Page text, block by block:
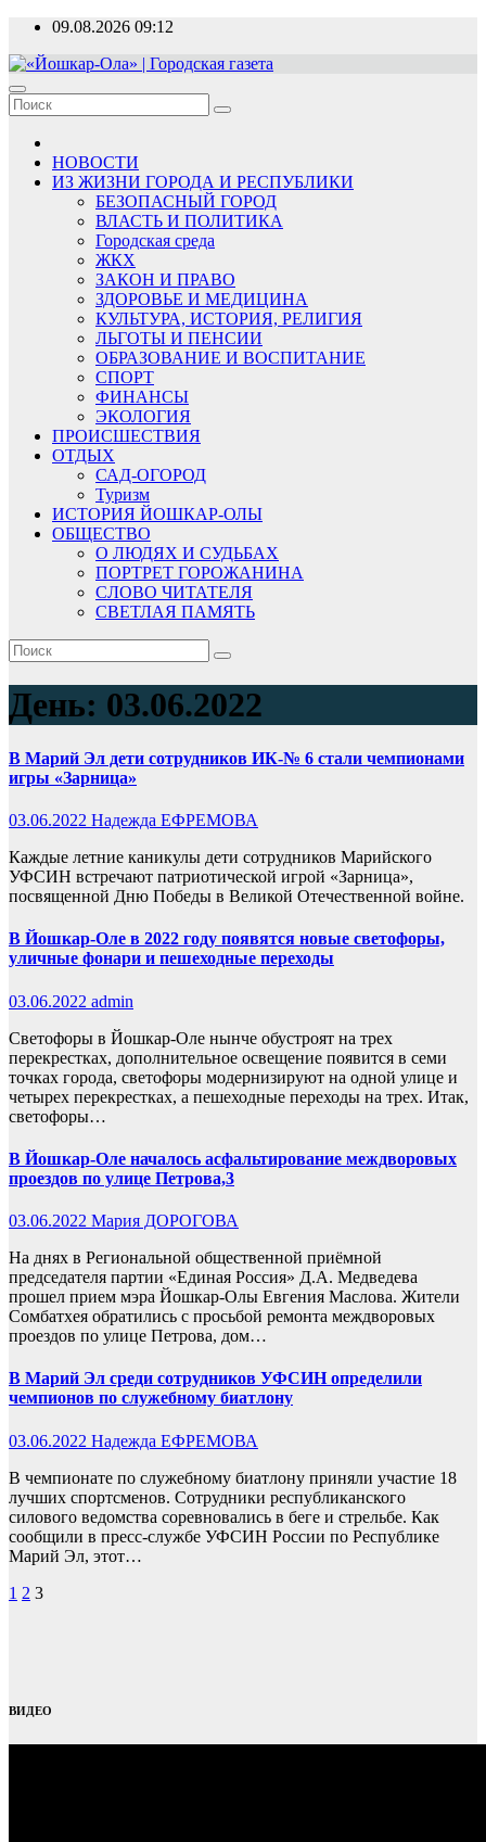
Перейти
содержимому
09.08.2026 09:12
«Йошкар-Ола» | Городская газета
Новости, события, люди
НОВОСТИ
ИЗ ЖИЗНИ ГОРОДА И РЕСПУБЛИКИ
БЕЗОПАСНЫЙ ГОРОД
ВЛАСТЬ И ПОЛИТИКА
Городская среда
ЖКХ
ЗАКОН И ПРАВО
ЗДОРОВЬЕ И МЕДИЦИНА
КУЛЬТУРА, ИСТОРИЯ, РЕЛИГИЯ
ЛЬГОТЫ И ПЕНСИИ
ОБРАЗОВАНИЕ И ВОСПИТАНИЕ
СПОРТ
ФИНАНСЫ
ЭКОЛОГИЯ
ПРОИСШЕСТВИЯ
ОТДЫХ
САД-ОГОРОД
Туризм
ИСТОРИЯ ЙОШКАР-ОЛЫ
ОБЩЕСТВО
О ЛЮДЯХ И СУДЬБАХ
ПОРТРЕТ ГОРОЖАНИНА
СЛОВО ЧИТАТЕЛЯ
СВЕТЛАЯ ПАМЯТЬ
День: 03.06.2022
В Марий Эл дети сотрудников ИК-№ 6 стали чемпионами
игры «Зарница»
03.06.2022 Надежда ЕФРЕМОВА
Каждые летние каникулы дети сотрудников Марийского
УФСИН встречают патриотической игрой «Зарница»,
посвященной Дню Победы в Великой Отечественной войне.
В Йошкар-Оле в 2022 году появятся новые светофоры,
уличные фонари и пешеходные переходы
03.06.2022 admin
Светофоры в Йошкар-Оле нынче обустроят на трех
перекрестках, дополнительное освещение появится в семи
точках города, светофоры модернизируют на одной улице и
четырех перекрестках, а пешеходные переходы на трех. Итак,
светофоры…
В Йошкар-Оле началось асфальтирование междворовых
проездов по улице Петрова,3
03.06.2022 Мария ДОРОГОВА
На днях в Региональной общественной приёмной
председателя партии «Единая Россия» Д.А. Медведева
прошел прием мэра Йошкар-Олы Евгения Маслова. Жители
Сомбатхея обратились с просьбой ремонта междворовых
проездов по улице Петрова, дом…
В Марий Эл среди сотрудников УФСИН определили
чемпионов по служебному биатлону
03.06.2022 Надежда ЕФРЕМОВА
В чемпионате по служебному биатлону приняли участие 18
лучших спортсменов. Сотрудники республиканского
силового ведомства соревновались в беге и стрельбе. Как
сообщили в пресс-службе УФСИН России по Республике
Марий Эл, этот…
Пагинация
1 2 3
ВИДЕО